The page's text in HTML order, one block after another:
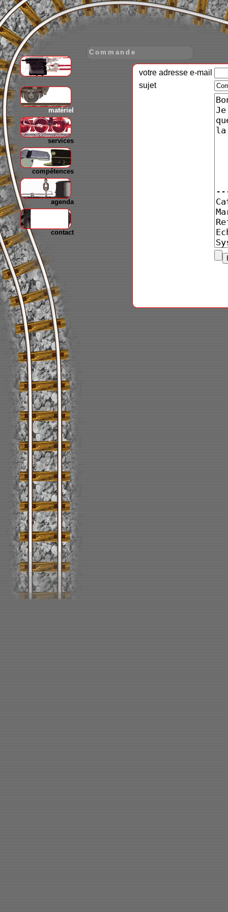
matériel
services
compétences
agenda
contact
Commande
votre adresse e-mail
sujet